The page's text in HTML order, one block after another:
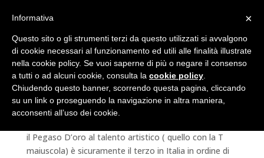
PREMIO INTERNAZIONALE PEGASO D’ORO AL
TALENTO ARTISTICO
il Pegaso D’oro al talento artistico ( quello con la T
maiuscola) è sicuramente il terzo in Italia in ordine di
×
Informativa
Questo sito o gli strumenti terzi da questo utilizzati si avvalgono
di cookie necessari al funzionamento ed utili alle finalità illustrate
nella cookie policy. Se vuoi saperne di più o negare il consenso
a tutti o ad alcuni cookie, consulta la cookie policy
Chiudendo questo banner, scorrendo questa pagina, cliccando
su un link o proseguendo la navigazione in altra maniera,
acconsenti all’uso dei cookie.